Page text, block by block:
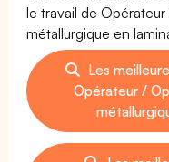
le travail de
métallurgique en
Les
Opérateur /